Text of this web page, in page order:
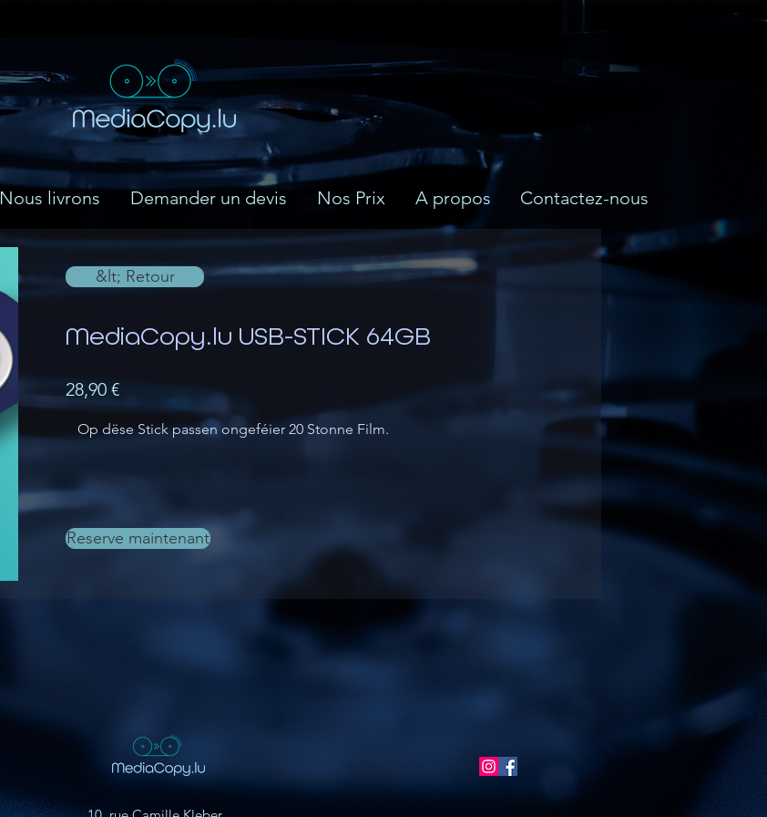
Nous livrons Demander un devis Nos Prix A propos Contactez-nous
&lt; Retour
MediaCopy.lu USB-STICK 64GB
28,90 €
Reserve maintenant
Op dëse Stick passen ongeféier 20 Stonne Film.